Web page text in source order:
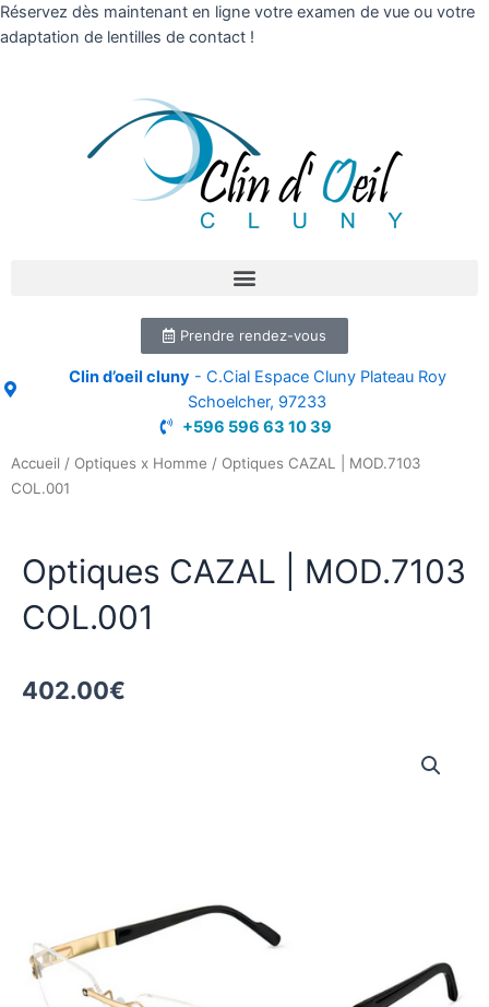
Réservez dès maintenant en ligne votre examen de vue ou votre
adaptation de lentilles de contact !
Prendre rendez-vous
Clin d’oeil cluny- C.Cial Espace Cluny Plateau Roy
Schoelcher, 97233
+596 596 63 10 39
Accueil / Optiques x Homme / Optiques CAZAL | MOD.7103
COL.001
Optiques CAZAL | MOD.7103
COL.001
402.00€